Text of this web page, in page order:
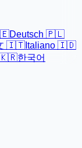
Deutsch 🇵🇱
🇮🇹 Italiano 🇮🇩
한국어